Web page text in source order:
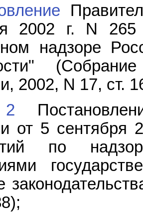
2002 г. N
надзоре
2002, N 17, ст.
2
от 5 сентября
по